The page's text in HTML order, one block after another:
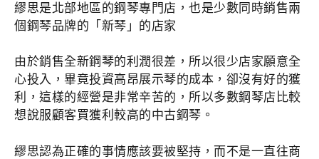
繆思是北部地區的鋼琴專門店，也是少數同時銷售兩
個鋼琴品牌的「新琴」的店家
由於銷售全新鋼琴的利潤很差，所以很少店家願意全
心投入，畢竟投資高昂展示琴的成本，卻沒有好的獲
利，這樣的經營是非常辛苦的，所以多數鋼琴店比較
想說服顧客買獲利較高的中古鋼琴。
繆思認為正確的事情應該要被堅持，而不是一直往商